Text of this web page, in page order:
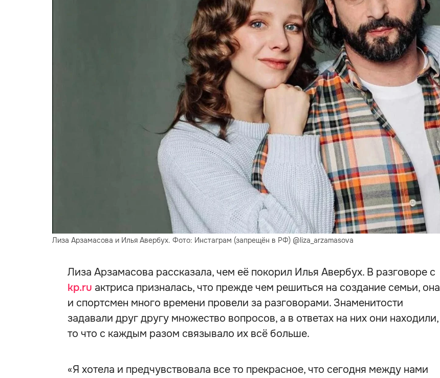
Лиза Арзамасова и Илья Авербух. Фото: Инстаграм (запрещён в РФ) @liza_arzamasova
Лиза Арзамасова рассказала, чем её покорил Илья Авербух. В разговоре с
kp.ru актриса призналась, что прежде чем решиться на создание семьи, она
и спортсмен много времени провели за разговорами. Знаменитости
задавали друг другу множество вопросов, а в ответах на них они находили,
то что с каждым разом связывало их всё больше.
«Я хотела и предчувствовала все то прекрасное, что сегодня между нами